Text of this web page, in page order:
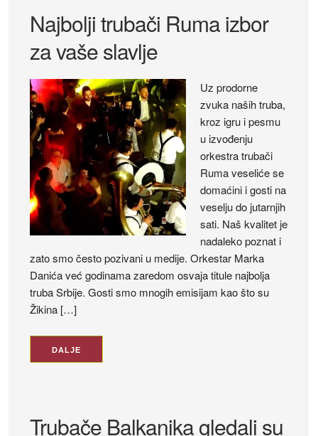
Najbolji trubači Ruma izbor
za vaše slavlje
Uz prodorne
zvuka naših truba,
kroz igru i pesmu
u izvođenju
orkestra trubači
Ruma veseliće se
domaćini i gosti na
veselju do jutarnjih
sati. Naš kvalitet je
nadaleko poznat i
zato smo često pozivani u medije. Orkestar Marka
Danića već godinama zaredom osvaja titule najbolja
truba Srbije. Gosti smo mnogih emisijam kao što su
Žikina […]
DALJE
Trubače Balkanika gledali su